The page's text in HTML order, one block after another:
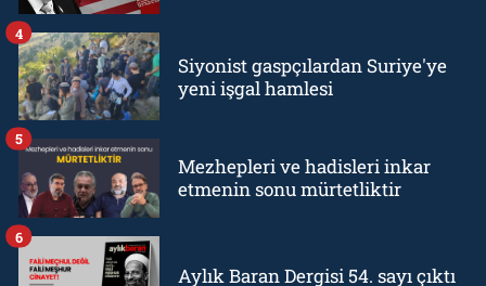
Siyonist gaspçılardan Suriye'ye
yeni işgal hamlesi
4
Mezhepleri ve hadisleri inkar
etmenin sonu mürtetliktir
5
Aylık Baran Dergisi 54. sayı çıktı
6